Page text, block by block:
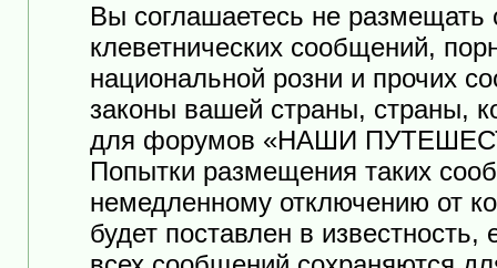
Вы соглашаетесь не
клеветнических сообщений,
национальной розни и прочих
законы вашей страны, страны,
для форумов «НАШИ
Попытки размещения таких
немедленному отключению от
будет поставлен в